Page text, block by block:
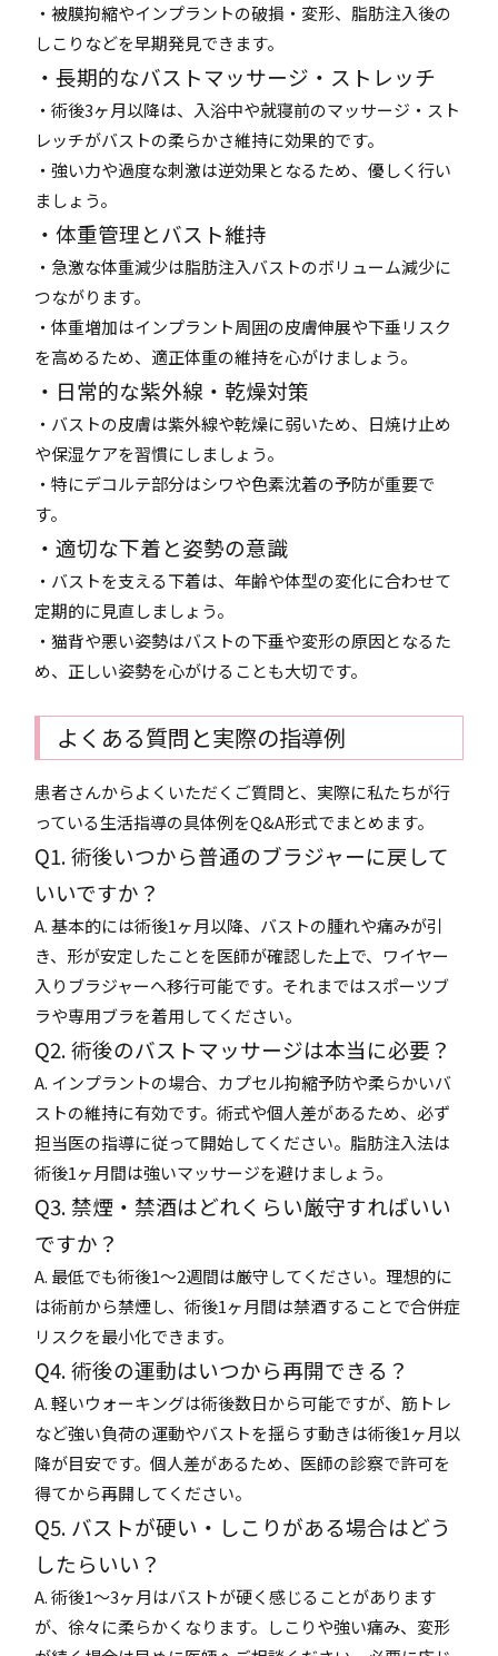
・被膜拘縮やインプラントの破損・変形、脂肪注入後の
しこりなどを早期発見できます。
・長期的なバストマッサージ・ストレッチ
・術後3ヶ月以降は、入浴中や就寝前のマッサージ・スト
レッチがバストの柔らかさ維持に効果的です。
・強い力や過度な刺激は逆効果となるため、優しく行い
ましょう。
・体重管理とバスト維持
・急激な体重減少は脂肪注入バストのボリューム減少に
つながります。
・体重増加はインプラント周囲の皮膚伸展や下垂リスク
を高めるため、適正体重の維持を心がけましょう。
・日常的な紫外線・乾燥対策
・バストの皮膚は紫外線や乾燥に弱いため、日焼け止め
や保湿ケアを習慣にしましょう。
・特にデコルテ部分はシワや色素沈着の予防が重要で
す。
・適切な下着と姿勢の意識
・バストを支える下着は、年齢や体型の変化に合わせて
定期的に見直しましょう。
・猫背や悪い姿勢はバストの下垂や変形の原因となるた
め、正しい姿勢を心がけることも大切です。
よくある質問と実際の指導例
患者さんからよくいただくご質問と、実際に私たちが行
っている生活指導の具体例をQ&A形式でまとめます。
Q1. 術後いつから普通のブラジャーに戻して
いいですか？
A. 基本的には術後1ヶ月以降、バストの腫れや痛みが引
き、形が安定したことを医師が確認した上で、ワイヤー
入りブラジャーへ移行可能です。それまではスポーツブ
ラや専用ブラを着用してください。
Q2. 術後のバストマッサージは本当に必要？
A. インプラントの場合、カプセル拘縮予防や柔らかいバ
ストの維持に有効です。術式や個人差があるため、必ず
担当医の指導に従って開始してください。脂肪注入法は
術後1ヶ月間は強いマッサージを避けましょう。
Q3. 禁煙・禁酒はどれくらい厳守すればいい
ですか？
A. 最低でも術後1〜2週間は厳守してください。理想的に
は術前から禁煙し、術後1ヶ月間は禁酒することで合併症
リスクを最小化できます。
Q4. 術後の運動はいつから再開できる？
A. 軽いウォーキングは術後数日から可能ですが、筋トレ
など強い負荷の運動やバストを揺らす動きは術後1ヶ月以
降が目安です。個人差があるため、医師の診察で許可を
得てから再開してください。
Q5. バストが硬い・しこりがある場合はどう
したらいい？
A. 術後1〜3ヶ月はバストが硬く感じることがあります
が、徐々に柔らかくなります。しこりや強い痛み、変形